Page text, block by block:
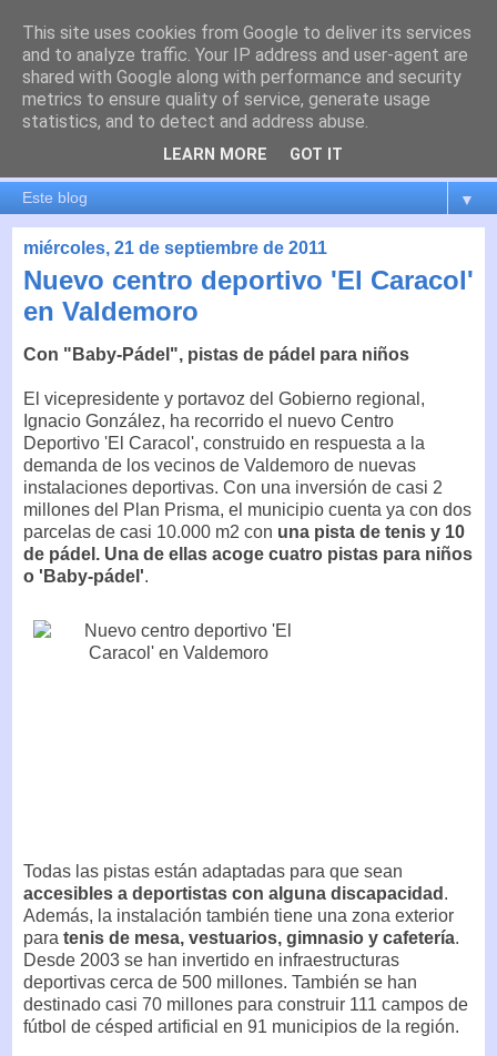
es por madrid
El blog de Madrid y su actualidad, proyectos, transporte,
movilidad, arquitectura, participación, medio ambiente,
educación, empleo, ...
▼
miércoles, 21 de septiembre de 2011
Nuevo centro deportivo 'El Caracol'
en Valdemoro
Con "Baby-Pádel", pistas de pádel para niños
El vicepresidente y portavoz del Gobierno regional,
Ignacio González, ha recorrido el nuevo Centro
Deportivo 'El Caracol', construido en respuesta a la
demanda de los vecinos de Valdemoro de nuevas
instalaciones deportivas. Con una inversión de casi 2
millones del Plan Prisma, el municipio cuenta ya con dos
parcelas de casi 10.000 m2 con una pista de tenis y 10
de pádel. Una de ellas acoge cuatro pistas para niños
o 'Baby-pádel'.
Todas las pistas están adaptadas para que sean
accesibles a deportistas con alguna discapacidad .
Además, la instalación también tiene una zona exterior
para tenis de mesa, vestuarios, gimnasio y cafetería.
Desde 2003 se han invertido en infraestructuras
deportivas cerca de 500 millones. También se han
destinado casi 70 millones para construir 111 campos de
fútbol de césped artificial en 91 municipios de la región.
This site uses cookies from Google to deliver its services
and to analyze traffic. Your IP address and user-agent are
shared with Google along with performance and security
metrics to ensure quality of service, generate usage
statistics, and to detect and address abuse.
LEARN MORE GOT IT